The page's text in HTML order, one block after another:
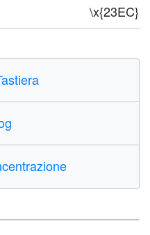
\x{23EC}